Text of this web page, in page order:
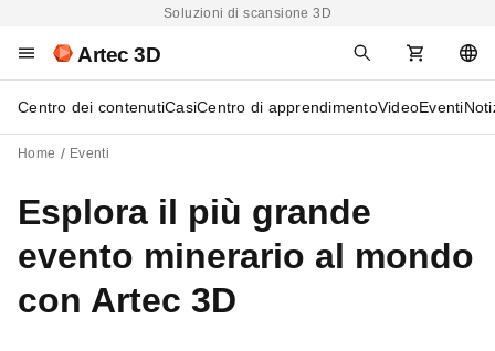
Soluzioni di scansione 3D
Artec 3D
Centro dei contenutiCasiCentro di apprendimentoVideoEventi
Home Eventi
Esplora il più grande
evento minerario al mondo
con Artec 3D